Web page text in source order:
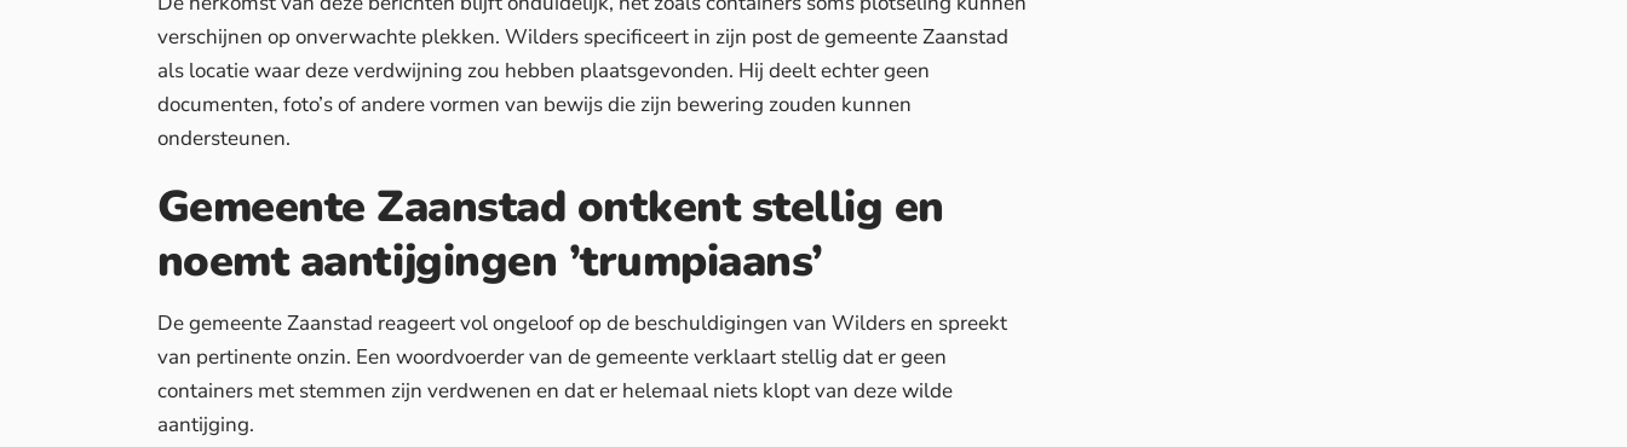
verschijnen op onverwachte plekken. Wilders specificeert in zijn post de gemeente Zaanstad
als locatie waar deze verdwijning zou hebben plaatsgevonden. Hij deelt echter geen
documenten, foto’s of andere vormen van bewijs die zijn bewering zouden kunnen
ondersteunen.
Gemeente Zaanstad ontkent stellig en
noemt aantijgingen ’trumpiaans’
De gemeente Zaanstad reageert vol ongeloof op de beschuldigingen van Wilders en spreekt
van pertinente onzin. Een woordvoerder van de gemeente verklaart stellig dat er geen
containers met stemmen zijn verdwenen en dat er helemaal niets klopt van deze wilde
aantijging.